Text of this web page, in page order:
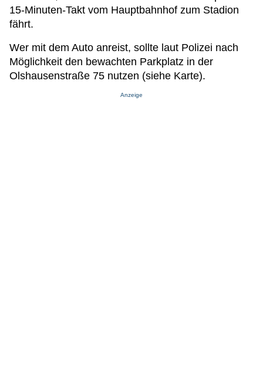
15-Minuten-Takt vom Hauptbahnhof zum Stadion
fährt.
Wer mit dem Auto anreist, sollte laut Polizei nach
Möglichkeit den bewachten Parkplatz in der
Olshausenstraße 75 nutzen (siehe Karte).
Anzeige